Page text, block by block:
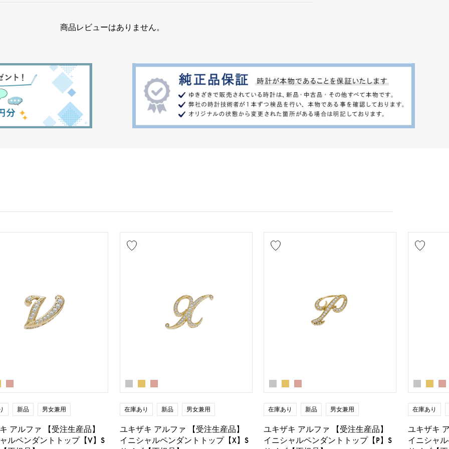
商品レビューはありません。
新品 男女兼用
アルファ 【受注生産品】
ルペンダントトップ【V】S
在庫あり 新品 男女兼用
ユキザキ アルファ 【受注生産品】
イニシャルペンダントトップ【X】S
在庫あり 新品 男女兼用
ユキザキ アルファ 【受注生産品】
イニシャルペンダントトップ【P】S
在庫あり
ユキザキ
イニシャ